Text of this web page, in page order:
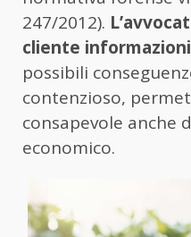
247/2012).
cliente
possibili
contenzioso,
consapevole anche
economico.